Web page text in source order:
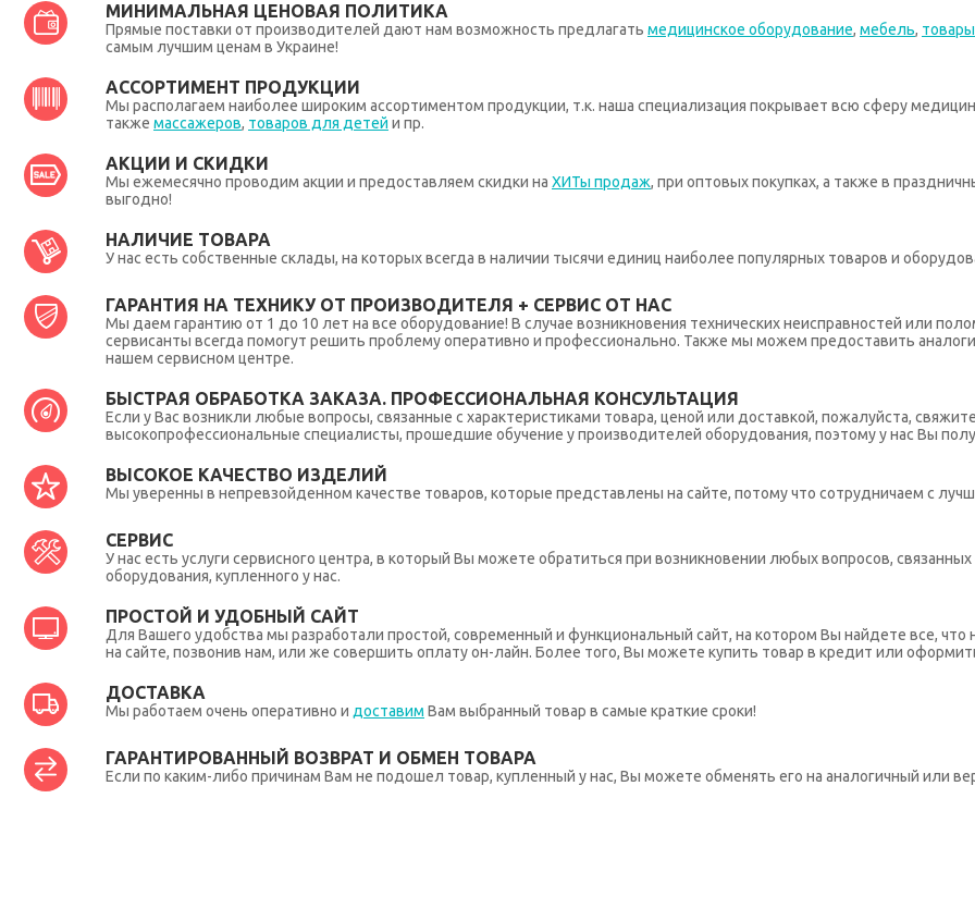
МИНИМАЛЬНАЯ ЦЕНОВАЯ ПОЛИТИКА
Прямые поставки от производителей дают нам возможность предлагать медицинское оборудование, мебель,
самым лучшим ценам в Украине!
АССОРТИМЕНТ ПРОДУКЦИИ
Мы располагаем наиболее широким ассортиментом продукции, т.к. наша специализация покрывает всю сферу
также массажеров, товаров для детей и пр.
АКЦИИ И СКИДКИ
Мы ежемесячно проводим акции и предоставляем скидки на ХИТы продаж, при оптовых покупках, а также в
выгодно!
НАЛИЧИЕ ТОВАРА
У нас есть собственные склады, на которых всегда в наличии тысячи единиц наиболее популярных товаров и
ГАРАНТИЯ НА ТЕХНИКУ ОТ ПРОИЗВОДИТЕЛЯ + СЕРВИС ОТ НАС
Мы даем гарантию от 1 до 10 лет на все оборудование! В случае возникновения технических неисправностей или
сервисанты всегда помогут решить проблему оперативно и профессионально. Также мы можем предоставить
нашем сервисном центре.
БЫСТРАЯ ОБРАБОТКА ЗАКАЗА. ПРОФЕССИОНАЛЬНАЯ КОНСУЛЬТАЦИЯ
Если у Вас возникли любые вопросы, связанные с характеристиками товара, ценой или доставкой, пожалуйста,
высокопрофессиональные специалисты, прошедшие обучение у производителей оборудования, поэтому у нас Вы
ВЫСОКОЕ КАЧЕСТВО ИЗДЕЛИЙ
Мы уверенны в непревзойденном качестве товаров, которые представлены на сайте, потому что сотрудничаем с
СЕРВИС
У нас есть услуги сервисного центра, в который Вы можете обратиться при возникновении любых вопросов,
оборудования, купленного у нас.
ПРОСТОЙ И УДОБНЫЙ САЙТ
Для Вашего удобства мы разработали простой, современный и функциональный сайт, на котором Вы найдете все,
на сайте, позвонив нам, или же совершить оплату он-лайн. Более того, Вы можете купить товар в кредит или
ДОСТАВКА
Мы работаем очень оперативно и доставим Вам выбранный товар в самые краткие сроки!
ГАРАНТИРОВАННЫЙ ВОЗВРАТ И ОБМЕН ТОВАРА
Если по каким-либо причинам Вам не подошел товар, купленный у нас, Вы можете обменять его на аналогичный или